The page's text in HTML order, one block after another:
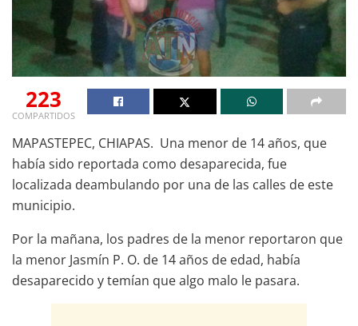
223
COMPARTIDOS
MAPASTEPEC, CHIAPAS. Una menor de 14 años, que
había sido reportada como desaparecida, fue
localizada deambulando por una de las calles de este
municipio.
Por la mañana, los padres de la menor reportaron que
la menor Jasmín P. O. de 14 años de edad, había
desaparecido y temían que algo malo le pasara.